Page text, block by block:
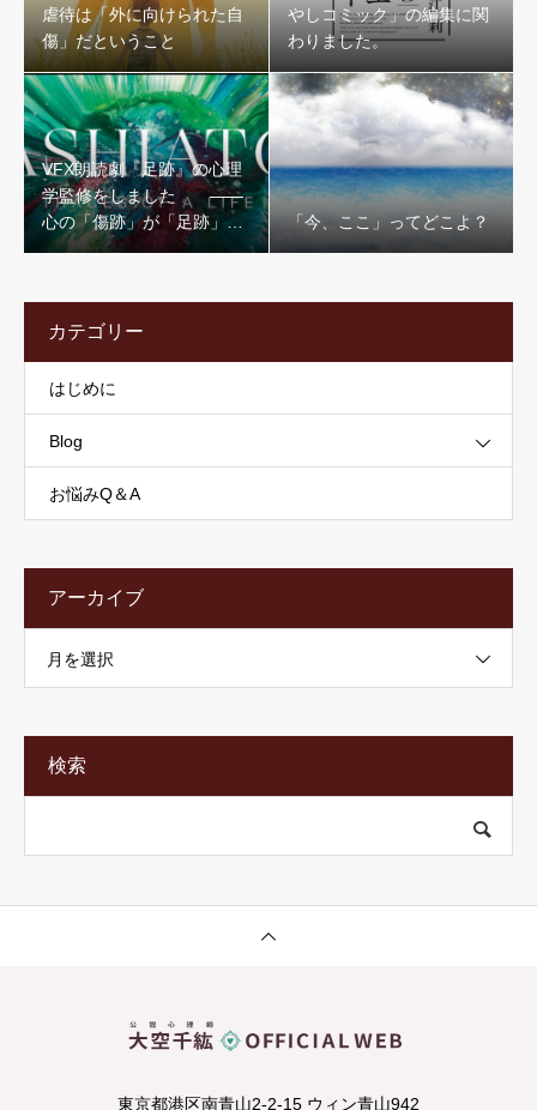
虐待は「外に向けられた自
傷」だということ
やしコミック」の編集に関
わりました。
VFX朗読劇『足跡』の心理
学監修をしました ——
心の「傷跡」が「足跡」に
なるまで、心理学監修者が
「今、ここ」ってどこよ？
カテゴリー
はじめに
Blog
お悩みQ＆A
アーカイブ
月を選択
検索
東京都港区南青山2-2-15 ウィン青山942